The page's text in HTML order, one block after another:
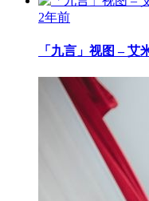
2年前
「九言」视图 – 艾